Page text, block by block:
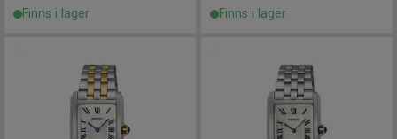
Finns i lager Finns i lager